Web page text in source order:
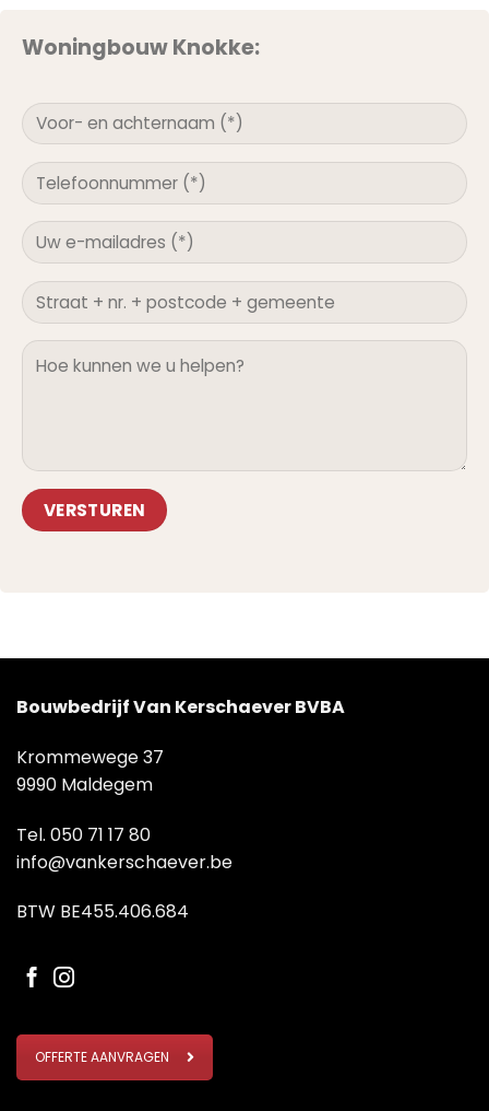
Woningbouw Knokke:
Bouwbedrijf Van Kerschaever BVBA
Krommewege 37
9990 Maldegem
Tel. 050 71 17 80
info@vankerschaever.be
BTW BE455.406.684
OFFERTE AANVRAGEN